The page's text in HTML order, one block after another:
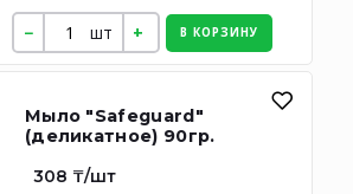
шт В КОРЗИНУ
Мыло "Safeguard"
(деликатное) 90гр.
308 ₸/шт